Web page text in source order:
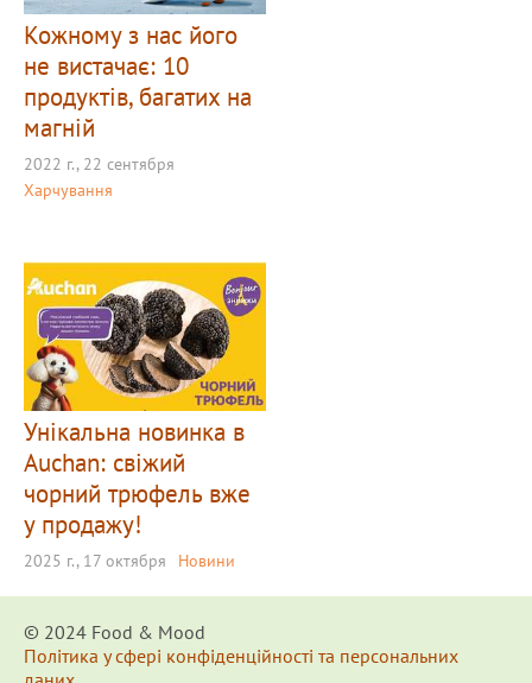
Кожному з нас його
не вистачає: 10
продуктів, багатих на
магній
2022 г., 22 сентября
Харчування
Унікальна новинка в
Auchan: свіжий
чорний трюфель вже
у продажу!
2025 г., 17 октября Новини
© 2024 Food & Мood
Політика у сфері конфіденційності та персональних